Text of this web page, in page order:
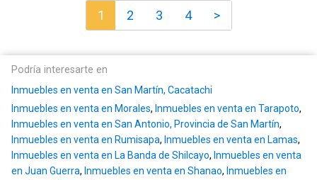
1 2 3 4 >
Podría interesarte en
Inmuebles en venta en San Martín, Cacatachi
Inmuebles en venta en Morales, Inmuebles en venta en Tarapoto,
Inmuebles en venta en San Antonio, Provincia de San Martín,
Inmuebles en venta en Rumisapa, Inmuebles en venta en Lamas,
Inmuebles en venta en La Banda de Shilcayo, Inmuebles en venta
en Juan Guerra, Inmuebles en venta en Shanao, Inmuebles en